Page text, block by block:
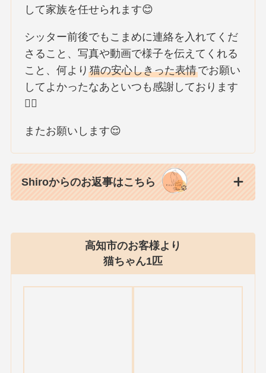
して家族を任せられます😊
シッター前後でもこまめに連絡を入れてくだ
さること、写真や動画で様子を伝えてくれる
こと、何より猫の安心しきった表情でお願い
してよかったなあといつも感謝しております
🙇‍♀️
またお願いします😌
Shiroからのお返事はこちら
高知市のお客様より
猫ちゃん1匹